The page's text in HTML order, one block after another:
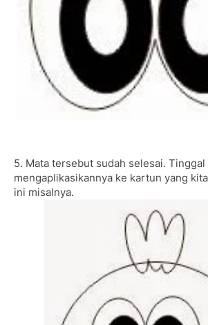
5. Mata tersebut sudah selesai. Tinggal
mengaplikasikannya ke kartun yang
ini misalnya.